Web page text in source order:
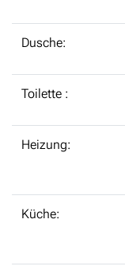
Dusche:
Toilette :
Heizung:
Küche: